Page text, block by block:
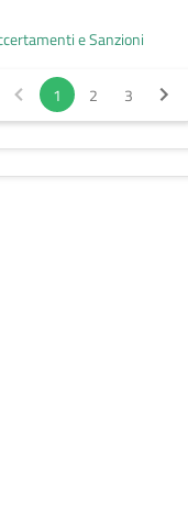
e Sanzioni
1 2 3